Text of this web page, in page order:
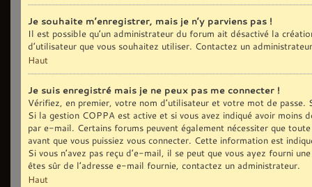
Je souhaite m’enregistrer, mais je n’y parviens pas !
Il est possible qu’un administrateur du forum ait désactivé la
d’utilisateur que vous souhaitez utiliser. Contactez un
Haut
Je suis enregistré mais je ne peux pas me connecter !
Vérifiez, en premier, votre nom d’utilisateur et votre mot de passe.
Si la gestion COPPA est active et si vous avez indiqué avoir moins
par e-mail. Certains forums peuvent également nécessiter que
avant que vous puissiez vous connecter. Cette information est
Si vous n’avez pas reçu d’e-mail, il se peut que vous ayez fourni
êtes sûr de l’adresse e-mail fournie, contactez un administrateur.
Haut